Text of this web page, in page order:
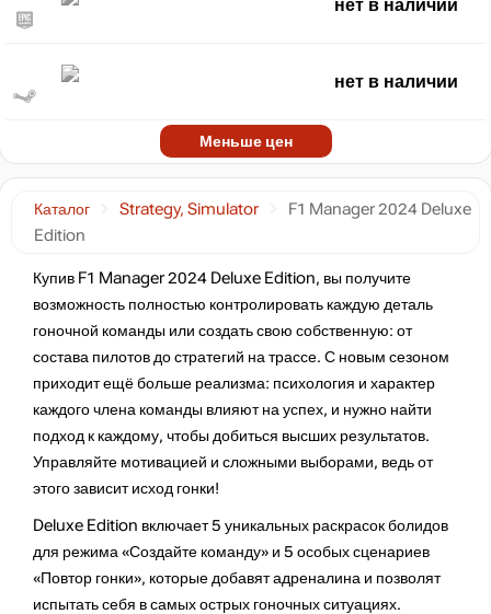
Каталог Strategy, Simulator
F1 Manager 2024 Deluxe
Edition
Купив F1 Manager 2024 Deluxe Edition, вы получите
возможность полностью контролировать каждую деталь
гоночной команды или создать свою собственную: от
состава пилотов до стратегий на трассе. С новым сезоном
приходит ещё больше реализма: психология и характер
каждого члена команды влияют на успех, и нужно найти
подход к каждому, чтобы добиться высших результатов.
Управляйте мотивацией и сложными выборами, ведь от
этого зависит исход гонки!
Deluxe Edition включает 5 уникальных раскрасок болидов
для режима «Создайте команду» и 5 особых сценариев
«Повтор гонки», которые добавят адреналина и позволят
испытать себя в самых острых гоночных ситуациях.
нет в наличии
нет в наличии
Меньше цен